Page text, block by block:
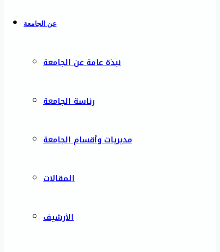
عن الجامعة
نبذة عامة عن الجامعة
رئاسة الجامعة
مديريات وأقسام الجامعة
المقالات
الأرشيف